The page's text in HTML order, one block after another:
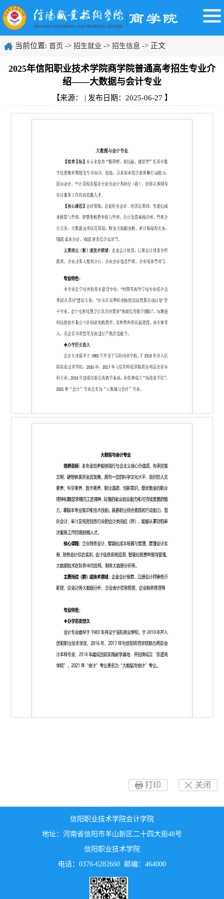
当前位置: 首页 -> 招生就业 -> 招生信息 -> 正文
2025年信阳职业技术学院商学院普通高考招生专业介
绍——大数据与会计专业
【来源： | 发布日期：2025-06-27 】
关闭
打印
信阳职业技术学院会计学院
地址：河南省信阳市羊山新区二十四大街48号
信阳职业技术学院
电话：0376-6282660 邮编：464000